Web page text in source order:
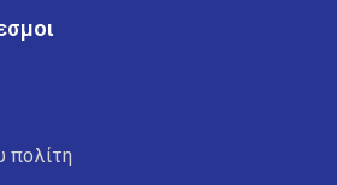
πολίτη